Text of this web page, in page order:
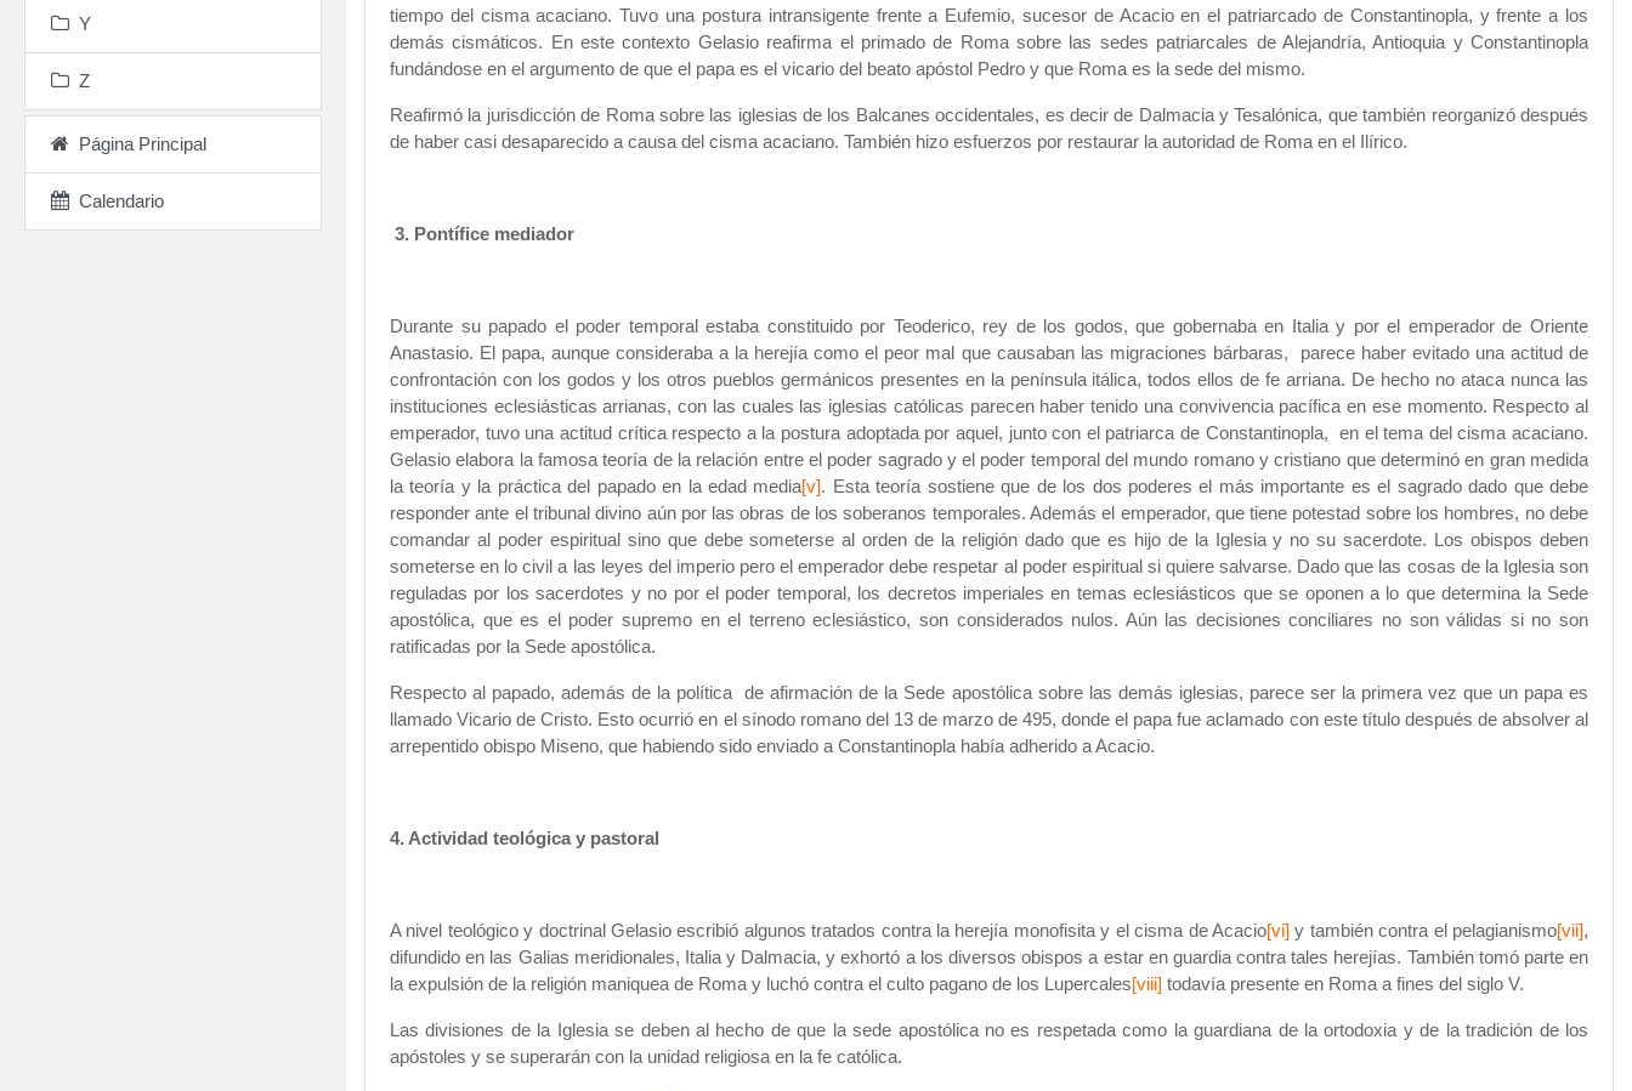
tiempo del cisma acaciano. Tuvo una postura intransigente frente a Eufemio, sucesor de Acacio en el patriarcado de Constantinopla, y frente a los
demás cismáticos. En este contexto Gelasio reafirma el primado de Roma sobre las sedes patriarcales de Alejandría, Antioquia y Constantinopla
fundándose en el argumento de que el papa es el vicario del beato apóstol Pedro y que Roma es la sede del mismo.
Reafirmó la jurisdicción de Roma sobre las iglesias de los Balcanes occidentales, es decir de Dalmacia y Tesalónica, que también reorganizó después
de haber casi desaparecido a causa del cisma acaciano. También hizo esfuerzos por restaurar la autoridad de Roma en el Ilírico.
3. Pontífice mediador
Durante su papado el poder temporal estaba constituido por Teoderico, rey de los godos, que gobernaba en Italia y por el emperador de Oriente
Anastasio. El papa, aunque consideraba a la herejía como el peor mal que causaban las migraciones bárbaras, parece haber evitado una actitud de
confrontación con los godos y los otros pueblos germánicos presentes en la península itálica, todos ellos de fe arriana. De hecho no ataca nunca las
instituciones eclesiásticas arrianas, con las cuales las iglesias católicas parecen haber tenido una convivencia pacífica en ese momento. Respecto al
emperador, tuvo una actitud crítica respecto a la postura adoptada por aquel, junto con el patriarca de Constantinopla, en el tema del cisma acaciano.
Gelasio elabora la famosa teoría de la relación entre el poder sagrado y el poder temporal del mundo romano y cristiano que determinó en gran medida
la teoría y la práctica del papado en la edad media[v]. Esta teoría sostiene que de los dos poderes el más importante es el sagrado dado que debe
responder ante el tribunal divino aún por las obras de los soberanos temporales. Además el emperador, que tiene potestad sobre los hombres, no debe
comandar al poder espiritual sino que debe someterse al orden de la religión dado que es hijo de la Iglesiay no su sacerdote. Los obispos deben
someterse en lo civil a las leyes del imperio pero el emperador debe respetar al poder espiritual si quiere salvarse. Dado que las cosas de la Iglesiason
reguladas por los sacerdotes y no por el poder temporal, los decretos imperiales en temas eclesiásticos que se oponen a lo que determina la Sede
apostólica, que es el poder supremo en el terreno eclesiástico, son considerados nulos. Aún las decisiones conciliares no son válidas si no son
ratificadas por la Sede apostólica.
Respecto al papado, además de la política de afirmación de la Sede apostólica sobre las demás iglesias, parece ser la primera vez que un papa es
llamado Vicario de Cristo. Esto ocurrió en el sínodo romano del 13 de marzo de 495, donde el papa fue aclamado con este título después de absolver al
arrepentido obispo Miseno, que habiendo sido enviado a Constantinopla había adherido a Acacio.
4. Actividad teológica y pastoral
A nivel teológico y doctrinal Gelasio escribió algunos tratados contra la herejía monofisita y el cisma de Acacio[vi]y también contra el pelagianismo[vii],
difundido en las Galias meridionales, Italia y Dalmacia, y exhortó a los diversos obispos a estar en guardia contra tales herejías. También tomó parte en
la expulsión de la religión maniquea de Roma y luchó contra el culto pagano de los Lupercales[viii] todavía presente en Roma a fines del siglo V.
Las divisiones de la Iglesiase deben al hecho de que la sede apostólica no es respetada como la guardiana de la ortodoxia y de la tradición de los
apóstoles y se superarán con la unidad religiosa en la fe católica.
Y
Z
Página Principal
Calendario